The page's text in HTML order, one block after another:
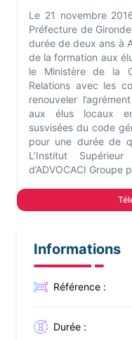
Le 21 novembre
Préfecture de
durée de deux ans à
de la formation aux
le Ministère de la
Relations avec les
renouveler
aux élus locaux
susvisées du code
pour une durée de
L’Institut
d’ADVOCACI Groupe
Informations
Référence :
Durée :